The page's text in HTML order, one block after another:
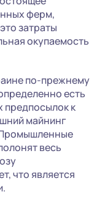
ферм,
затраты
окупаемость
по-прежнему
есть
предпосылок к
майнинг
весь
что является